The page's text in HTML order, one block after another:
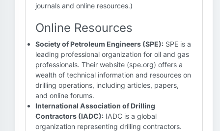
journals and online resources.)
Online Resources
Society of Petroleum Engineers (SPE): SPE is a
leading professional organization for oil and gas
professionals. Their website (spe.org) offers a
wealth of technical information and resources on
drilling operations, including articles, papers,
and online forums.
International Association of Drilling
Contractors (IADC): IADC is a global
organization representing drilling contractors.